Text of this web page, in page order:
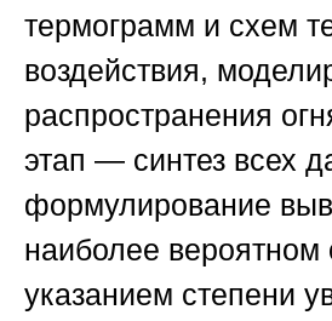
термограмм и схем
воздействия,
распространения
этап — синтез всех
формулирование
наиболее вероятном
указанием степени